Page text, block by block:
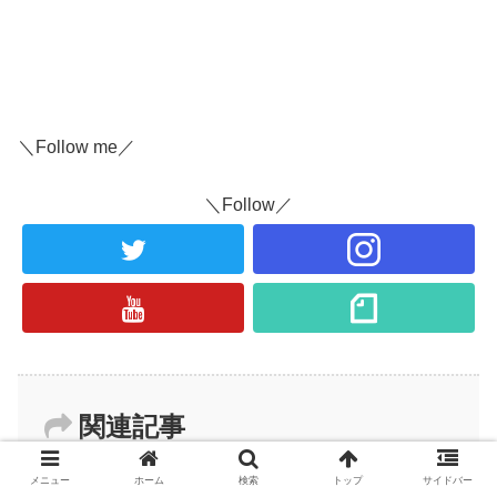
＼Follow me／
＼Follow／
関連記事
メニュー ホーム 検索 トップ サイドバー